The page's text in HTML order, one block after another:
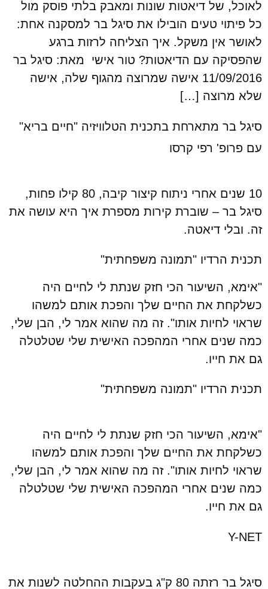
לאוכל, של דיאטות שונות ומאבק בלתי פוסק מול
כל פיתוי טעים הובילו את סיגל בר למסקנה אחת:
לאושר אין משקל. איך הצליחה לרזות ברגע
שהפסיקה עם הדיאטות? טור אישי מאת: סיגל בר
11/09/2016 אישה שמרוצה מהגוף שלה, אישה
שלא מרוצה […]
סיגל בר מתארחת בתכנית הטלוויזיה "חיים בריא"
עם פרופ' רפי קרסו
10 שנים אחרי ניתוח קיצור קיבה, 80 קילו פחות,
סיגל בר – שוברת קירות מספרת איך היא עושה את
זה. ובלי דיאטה.
תכנית הרדיו "תמונה משפחתית"
"אימא, השיעור הכי חזק שנתת לי לחיים היה
כשלקחת את החיים שלך והפכת אותם למשהו
שראוי לחיות אותו". זה מה שהוא אמר לי, הבן שלי,
כמה שנים אחרי המהפכה האישית שלי שטלטלה
גם את חייו.
תכנית הרדיו "תמונה משפחתית"
"אימא, השיעור הכי חזק שנתת לי לחיים היה
כשלקחת את החיים שלך והפכת אותם למשהו
שראוי לחיות אותו". זה מה שהוא אמר לי, הבן שלי,
כמה שנים אחרי המהפכה האישית שלי שטלטלה
גם את חייו.
Y-NET
סיגל בר רזתה 80 ק"ג בעקבות ההחלטה לשנות את